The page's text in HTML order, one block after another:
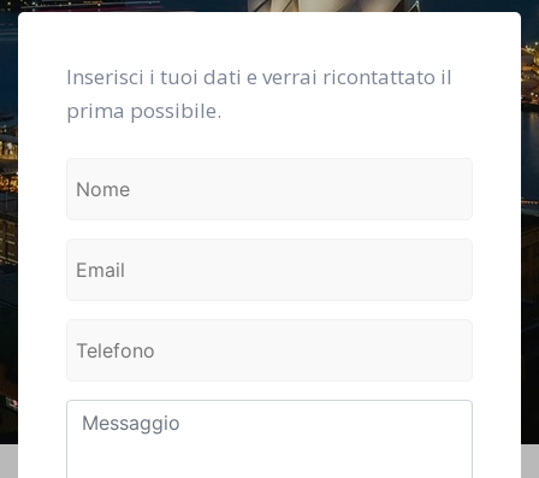
Inserisci i tuoi dati e verrai ricontattato il
prima possibile.